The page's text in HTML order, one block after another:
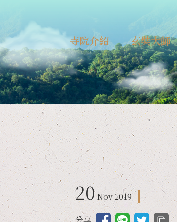
寺院介紹
日月潭玄奘寺
德林念佛寺
南投龍泉寺
台中德林講堂
玄奘大師
玄奘大師略傳
玄奘大師年譜
20Nov 2019
分享